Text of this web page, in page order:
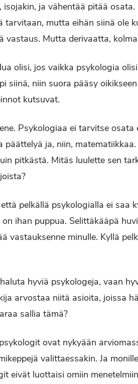
isojakin, ja vähentää pitää
tarvitaan, mutta eihän siinä ole
vastaus. Mutta derivaatta,
olisi, jos vaikka psykologia
siinä, niin suora pääsy
kutsuvat.
Psykologiaa ei tarvitse
päättelyä ja, niin,
pitkästä. Mitäs luulette sen
pelkällä psykologialla ei saa
ihan puppua. Selittäkääpä
vastauksenne minulle. Kyllä
hyviä psykologeja, vaan
arvostaa niitä asioita, joissa
sallia tämä?
ovat nykyään
valittaessakin. Ja
eivät luottaisi omiin